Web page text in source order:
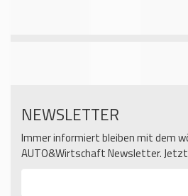
NEWSLETTER
Immer informiert bleiben mit dem
AUTO&Wirtschaft Newsletter.